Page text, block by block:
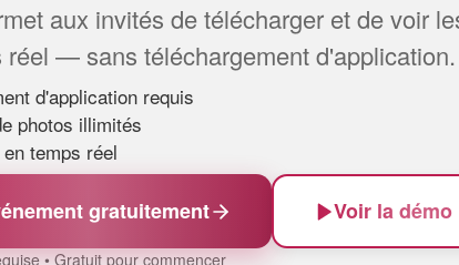
aux invités de télécharger et de voir
réel — sans téléchargement d'application.
d'application requis
photos illimités
temps réel
gratuitement Voir la démo
• Gratuit pour commencer